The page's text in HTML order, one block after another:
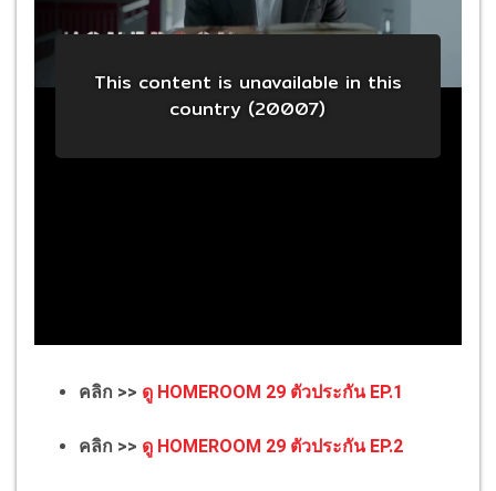
คลิก >> ดู HOMEROOM 29 ตัวประกัน EP.1
คลิก >> ดู HOMEROOM 29 ตัวประกัน EP.2